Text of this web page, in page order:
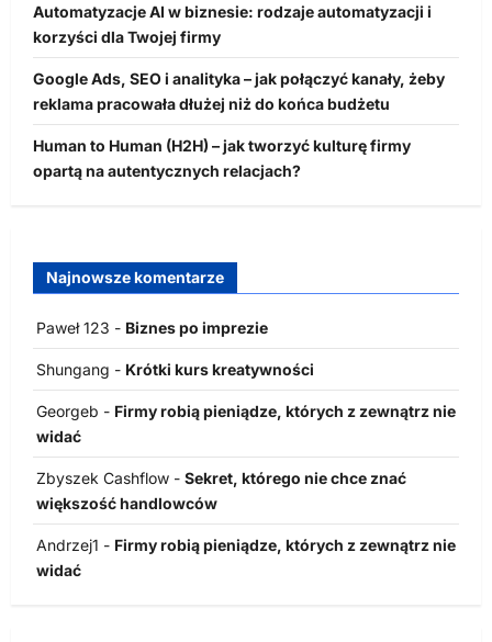
Automatyzacje AI w biznesie: rodzaje automatyzacji i
korzyści dla Twojej firmy
Google Ads, SEO i analityka – jak połączyć kanały, żeby
reklama pracowała dłużej niż do końca budżetu
Human to Human (H2H) – jak tworzyć kulturę firmy
opartą na autentycznych relacjach?
Najnowsze komentarze
Paweł 123 - Biznes po imprezie
Shungang - Krótki kurs kreatywności
Georgeb - Firmy robią pieniądze, których z zewnątrz nie
widać
Zbyszek Cashflow - Sekret, którego nie chce znać
większość handlowców
Andrzej1 - Firmy robią pieniądze, których z zewnątrz nie
widać